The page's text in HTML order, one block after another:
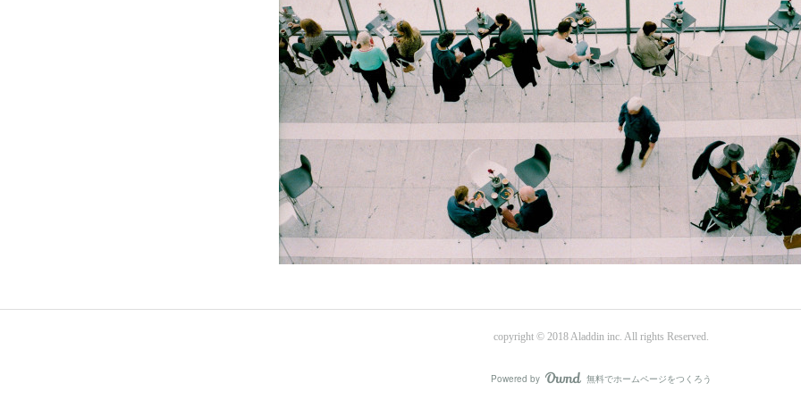
copyright © 2018 Aladdin inc. All rights Reserved.
Powered by AmebaOwnd
無料でホームページをつくろう